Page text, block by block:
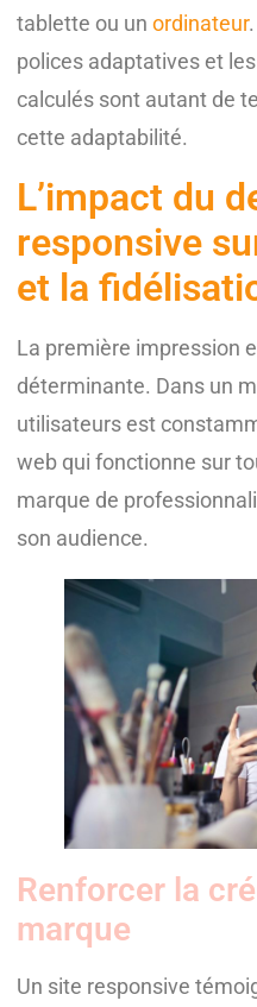
tablette ou un ordinateur
polices adaptatives et
calculés sont autant de
cette adaptabilité.
L’impact du
responsive
et la
La première impression
déterminante. Dans un
utilisateurs est
web qui fonctionne sur
marque de
son audience.
Renforcer la
marque
Un site responsive